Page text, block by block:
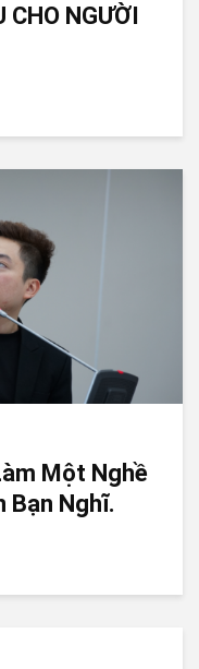
CHO NGƯỜI
Một Nghề
Bạn Nghĩ.